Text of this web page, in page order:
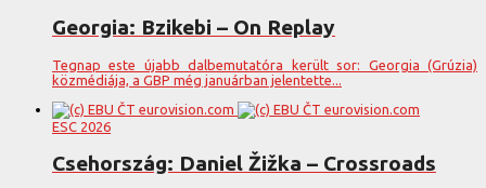
Georgia: Bzikebi – On Replay
Tegnap este újabb dalbemutatóra került sor: Georgia (Grúzia)
közmédiája, a GBP még januárban jelentette...
ESC 2026
Csehország: Daniel Žižka – Crossroads